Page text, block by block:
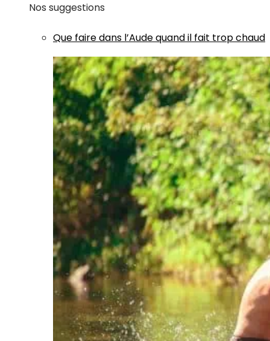
Nos suggestions
Que faire dans l’Aude quand il fait trop chaud